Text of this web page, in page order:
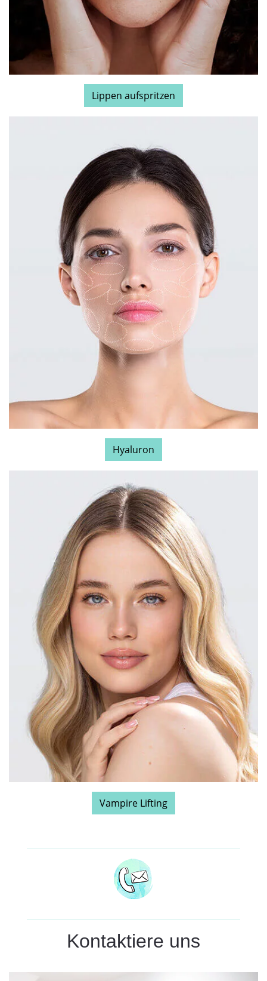
Lippen aufspritzen
Hyaluron
Vampire Lifting
Kontaktiere uns